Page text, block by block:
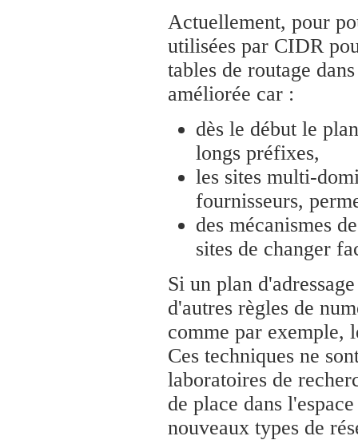
Actuellement, pour
utilisées par CIDR
tables de routage
améliorée car :
dès le début le
longs préfixes,
les sites multi-
fournisseurs,
des mécanismes
sites de changer
Si un plan
d'autres règles de
comme par exemple,
Ces techniques ne
laboratoires de
de place dans
nouveaux types de